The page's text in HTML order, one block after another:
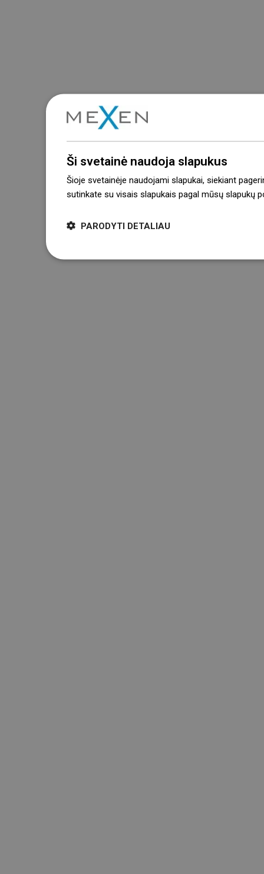
Ši svetainė naudoja slapukus
Šioje svetainėje naudojami slapukai, siekiant
sutinkate su visais slapukais pagal mūsų slapukų
PARODYTI DETALIAU